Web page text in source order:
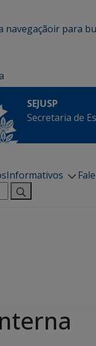
navegaçãoir para
SEJUSP
Secretaria de
Informativos